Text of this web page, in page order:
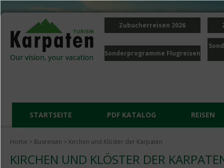
Zubucherreisen 2026
Sonderprogramme Flugreisen
STARTSEITE PDF KATALOG REISEN
Home > Busreisen > Kirchen und Klöster der Karpaten
KIRCHEN UND KLÖSTER DER